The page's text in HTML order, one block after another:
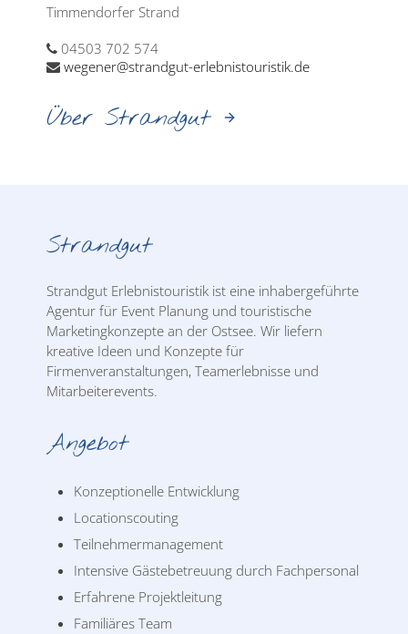
Timmendorfer Strand
04503 702 574
wegener@strandgut-erlebnistouristik.de
Über Strandgut
Strandgut
Strandgut Erlebnistouristik ist eine inhabergeführte
Agentur für Event Planung und touristische
Marketingkonzepte an der Ostsee. Wir liefern
kreative Ideen und Konzepte für
Firmenveranstaltungen, Teamerlebnisse und
Mitarbeiterevents.
Angebot
Konzeptionelle Entwicklung
Locationscouting
Teilnehmermanagement
Intensive Gästebetreuung durch Fachpersonal
Erfahrene Projektleitung
Familiäres Team